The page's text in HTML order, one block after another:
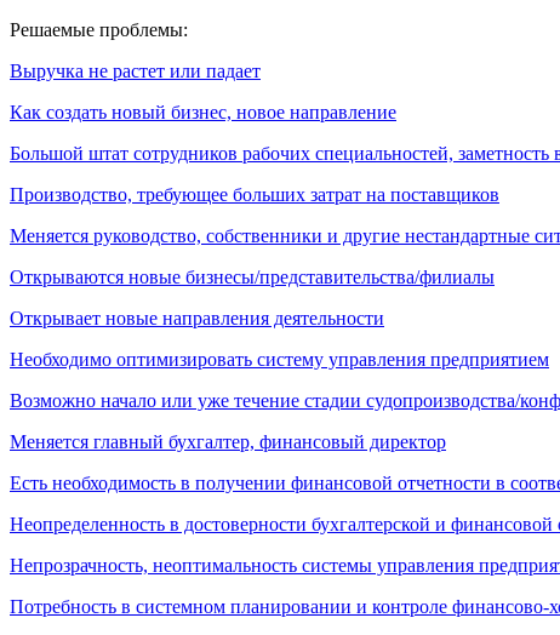
Решаемые проблемы:
Выручка не растет или падает
Как создать новый бизнес, новое направление
Большой штат сотрудников рабочих специальностей, заметность
Производство, требующее больших затрат на поставщиков
Меняется руководство, собственники и другие нестандартные
Открываются новые бизнесы/представительства/филиалы
Открывает новые направления деятельности
Необходимо оптимизировать систему управления предприятием
Возможно начало или уже течение стадии судопроизводства/
Меняется главный бухгалтер, финансовый директор
Есть необходимость в получении финансовой отчетности в
Неопределенность в достоверности бухгалтерской и
Непрозрачность, неоптимальность системы управления
Потребность в системном планировании и контроле финансово-